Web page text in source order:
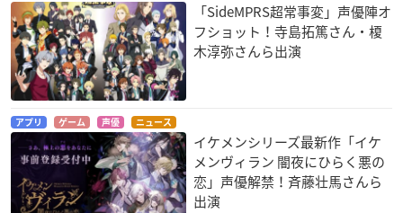
「SideMPRS超常事変」声優陣オ
フショット！寺島拓篤さん・榎
木淳弥さんら出演
アプリ ゲーム 声優 ニュース
イケメンシリーズ最新作「イケ
メンヴィラン 闇夜にひらく悪の
恋」声優解禁！斉藤壮馬さんら
出演